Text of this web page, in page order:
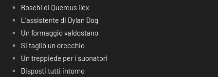
Boschi di Quercus ilex
L’assistente di Dylan Dog
Un formaggio valdostano
Si tagliò un orecchio
Un treppiede per i suonatori
Disposti tutti intorno